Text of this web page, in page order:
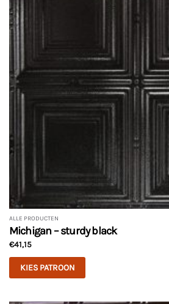
ALLE PRODUCTEN
Michigan – sturdy black
€41,15
KIES PATROON